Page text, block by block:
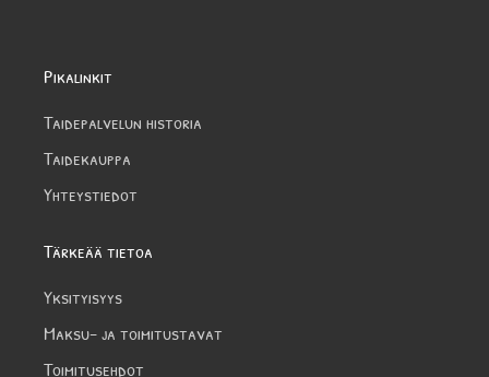
Pikalinkit
Taidepalvelun historia
Taidekauppa
Yhteystiedot
Tärkeää tietoa
Yksityisyys
Maksu- ja toimitustavat
Toimitusehdot